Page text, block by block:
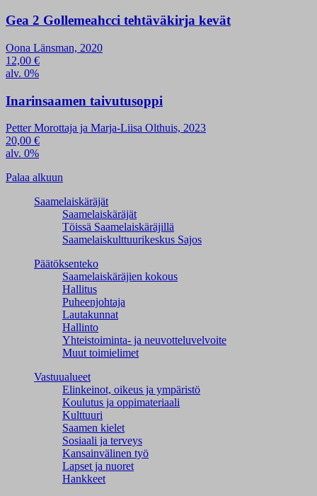
Gea 2 Gollemeahcci tehtäväkirja kevät
Oona Länsman, 2020
12,00 €
alv. 0%
Inarinsaamen taivutusoppi
Petter Morottaja ja Marja-Liisa Olthuis, 2023
20,00 €
alv. 0%
Palaa alkuun
Saamelaiskäräjät
Saamelaiskäräjät
Töissä Saamelaiskäräjillä
Saamelaiskulttuuri­keskus Sajos
Päätöksenteko
Saamelaiskäräjien kokous
Hallitus
Puheenjohtaja
Lautakunnat
Hallinto
Yhteistoiminta- ja neuvotteluvelvoite
Muut toimielimet
Vastuualueet
Elinkeinot, oikeus ja ympäristö
Koulutus ja oppimateriaali
Kulttuuri
Saamen kielet
Sosiaali ja terveys
Kansainvälinen työ
Lapset ja nuoret
Hankkeet